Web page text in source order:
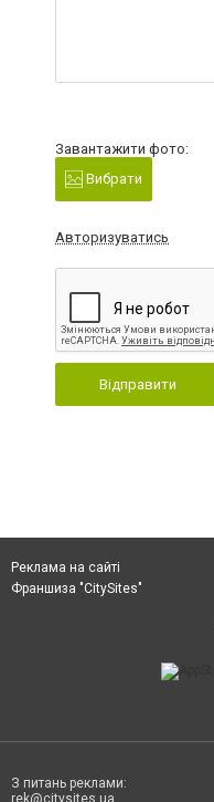
Завантажити фото:
Вибрати
Авторизуватись
Відправити
Реклама на сайті
Франшиза "CitySites"
З питань реклами:
rek@citysites.ua